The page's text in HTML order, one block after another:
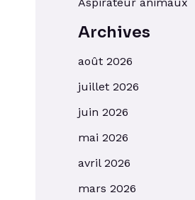
Archives
août 2026
juillet 2026
juin 2026
mai 2026
avril 2026
mars 2026